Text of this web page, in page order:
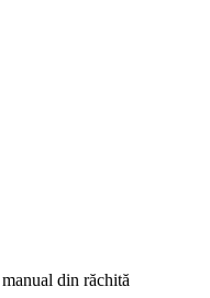
din răchită